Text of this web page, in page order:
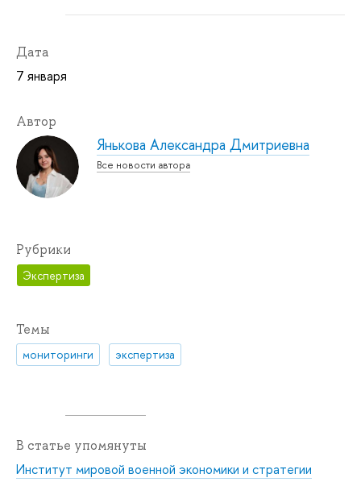
Дата
7 января
Автор
Янькова Александра Дмитриевна
Все новости автора
Рубрики
Экспертиза
Темы
мониторинги экспертиза
В статье упомянуты
Институт мировой военной экономики и стратегии